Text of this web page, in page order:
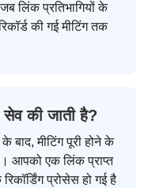
लिंक प्रतिभागियों के
की गई मीटिंग तक
सेव की जाती है?
बाद, मीटिंग पूरी होने के
आपको एक लिंक प्राप्त
प्रोसेस हो गई है